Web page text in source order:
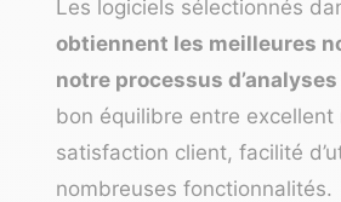
Les logiciels sélectionnés
obtiennent les meilleures
notre processus d’analyses
bon équilibre entre excellent
satisfaction client, facilité
nombreuses fonctionnalités.